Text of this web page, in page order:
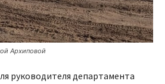
Архиповой
руководителя департамента